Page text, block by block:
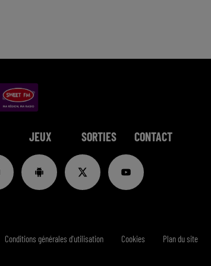
JEUX SORTIES CONTACT
Conditions générales d'utilisation Cookies Plan du site